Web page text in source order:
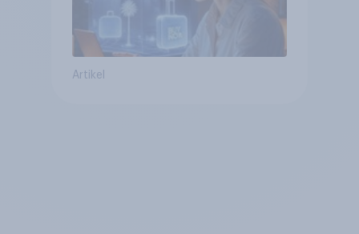
Artikel